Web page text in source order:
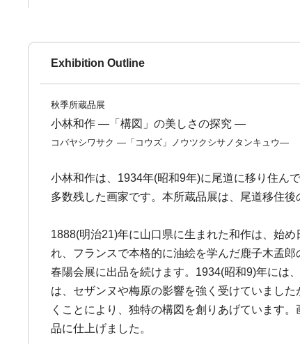
Exhibition Outline
秋季所蔵品展
小林和作 ―「構図」の美しさの探究 ―
コバヤシワサク ―「コウズ」ノウツクシサノタンキュウ―
小林和作は、1934年(昭和9年)に尾道に移り住ん
多数残した画家です。本所蔵品展は、尾道移住
1888(明治21)年に山口県に生まれた和作は、始
れ、フランスで本格的に油絵を学んだ鹿子木孟
春陽会展に出品を続けます。1934(昭和9)年には
は、セザンヌや梅原の影響を強く受けていまし
くことにより、独特の構図を創りあげています
品に仕上げました。